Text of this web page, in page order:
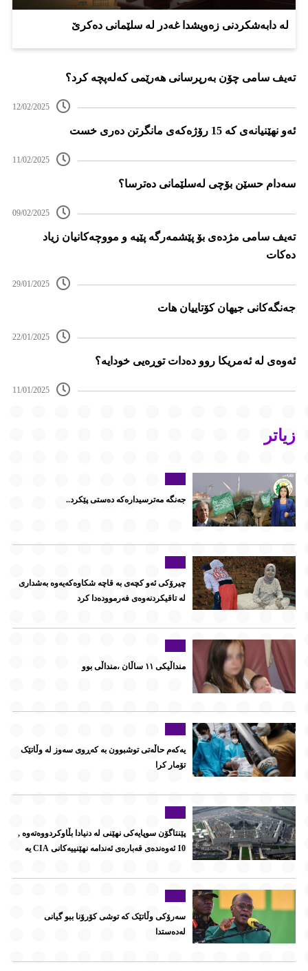
لە دابەشکردنی زەویشدا غەدر لە سلێمانی دەکرێ
تەیف سامی چۆن بەرپرسانی هەرێمی کەلەپچە کرد؟
12/02/2025
ئەو نهێنیانەی کە 15 رۆژەکەی مانگرتن دەری خست
11/02/2025
سەدام حسێن بۆچی لەسلێمانی دەترسا؟
09/02/2025
تەیف سامی مژدەی بۆ پێشمەرگە پێیە و مووچەکانیان زیاد
دەکات
29/01/2025
جەنگەکانی جیهان کۆتاییان هات
22/01/2025
ئەوەی لە ئەمریکا روو دەدات توڕەیی خودایە؟
11/01/2025
زیاتر
جەنگە مەترسیدارەکە دەستى پێکرد..
چیرۆکى ئەو کچەى بە قاچە شکاوەکەیەوە بەشدارى
لە تاقیکردنەوەى فەرموودەدا کرد
منداڵیکی ١١ ساڵان ،منداڵی بوو
یەکەم حاڵەتی توشبوون بە کەڕوی سەوز لە وڵاتێک
تۆمار کرا
پێنتاگۆن سوپایه‌كی نهێنی له‌ دنیادا بڵاوكردووه‌ته‌وه‌ ,
10 ئه‌وه‌نده‌ی قه‌باره‌ی ئه‌ندامه‌ نهێنییه‌كانی CIA یه‌
سەرۆکی وڵاتێک کە توشی کۆرۆنا ببو گیانی
لەدەستدا